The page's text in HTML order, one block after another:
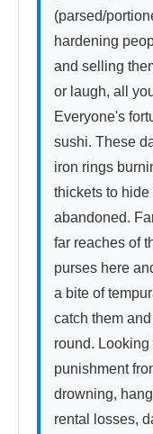
(parsed/
hardening
and selling
or laugh, all
Everyone's
sushi. These
iron rings
thickets to hide
abandoned.
far reaches of
purses here
a bite of
catch them
round.
punishment
drowning,
rental losses,